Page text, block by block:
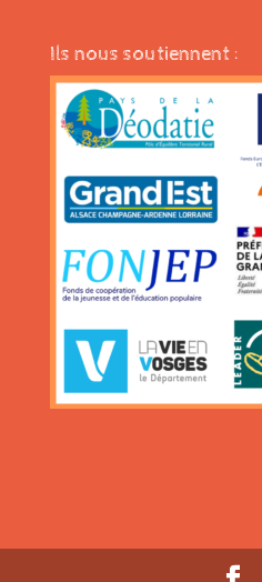
Ils nous soutiennent :